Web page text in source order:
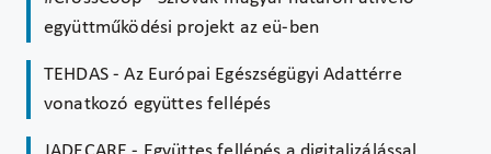
együttműködési projekt az eü-ben
TEHDAS - Az Európai Egészségügyi Adattérre
vonatkozó együttes fellépés